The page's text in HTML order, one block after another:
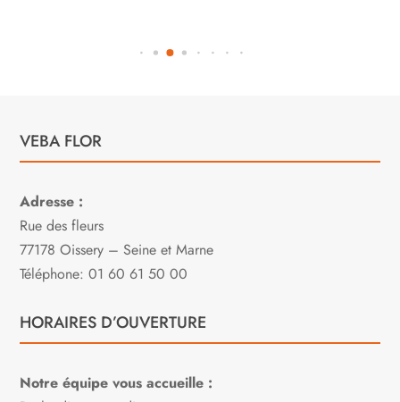
VEBA FLOR
Adresse :
Rue des fleurs
77178 Oissery – Seine et Marne
Téléphone: 01 60 61 50 00
HORAIRES D’OUVERTURE
Notre équipe vous accueille :